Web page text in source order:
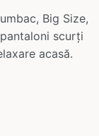
Big Size,
scurți
acasă.